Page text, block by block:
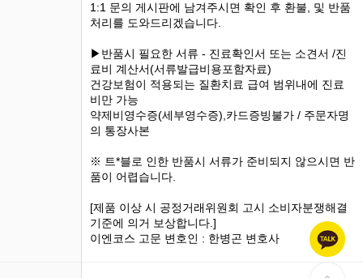
1:1 문의 게시판에 남겨주시면 확인 후 환불, 및 반품
처리를 도와드리겠습니다.
▶반품시 필요한 서류 - 진료확인서 또는 소견서 /진
료비 계산서(서류발급비용포함자료)
건강보험이 적용되는 질환치료 급여 범위내에 진료
비만 가능
약제비영수증(세부영수증),카드증빙불가 / 주문자명
의 통장사본
※ 트*블로 인한 반품시 서류가 준비되지 않으시면 반
품이 어렵습니다.
[제품 이상 시 공정거래위원회 고시 소비자분쟁해결
기준에 의거 보상합니다.]
이엔코스 고문 변호인 : 한병곤 변호사